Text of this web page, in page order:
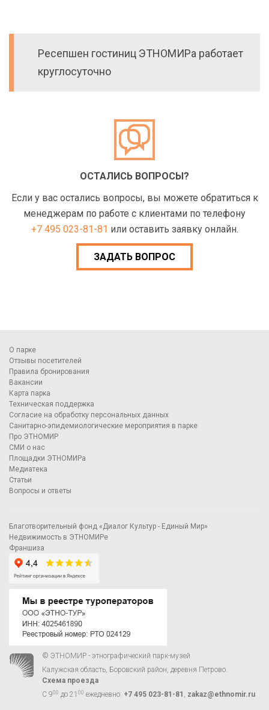
Ресепшен гостиниц ЭТНОМИРа работает
круглосуточно
ОСТАЛИСЬ ВОПРОСЫ?
Если у вас остались вопросы, вы можете обратиться к
менеджерам по работе с клиентами по телефону
+7 495 023-81-81 или оставить заявку онлайн.
ЗАДАТЬ ВОПРОС
О парке
Отзывы посетителей
Правила бронирования
Вакансии
Карта парка
Техническая поддержка
Согласие на обработку персональных данных
Санитарно-эпидемиологические мероприятия в парке
Про ЭТНОМИР
СМИ о нас
Площадки ЭТНОМИРа
Медиатека
Статьи
Вопросы и ответы
Благотворительный фонд «Диалог Культур - Единый Мир»
Недвижимость в ЭТНОМИРе
Франшиза
© ЭТНОМИР - этнографический парк-музей
Калужская область, Боровский район, деревня Петрово.
Схема проезда
С 900 до 21 00 ежедневно: +7 495 023-81-81 , zakaz@ethnomir.ru